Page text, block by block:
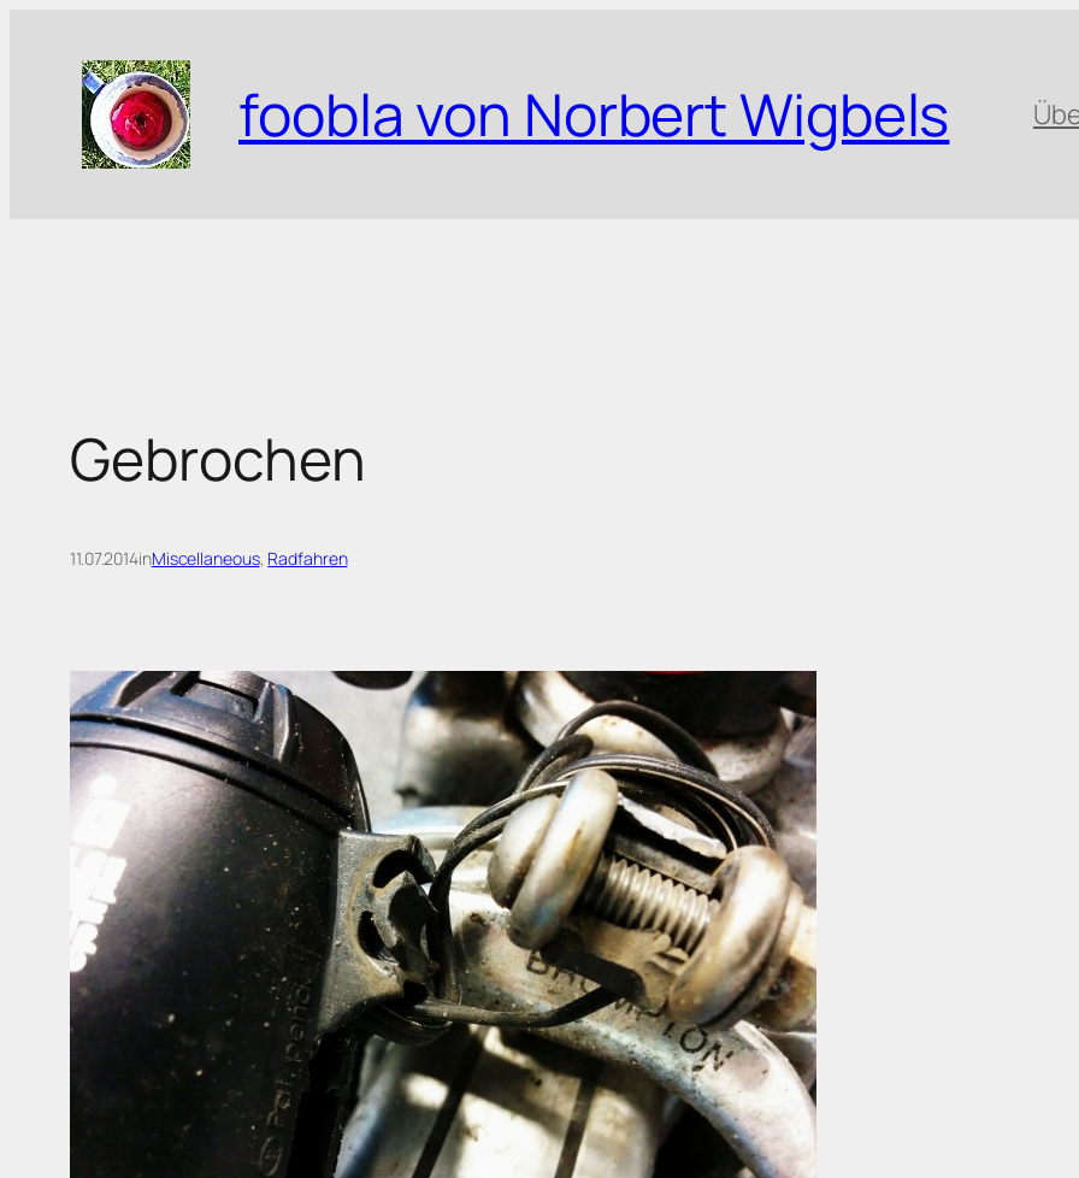
springen
foobla von Norbert Wigbels
Gebrochen
11.07.2014inMiscellaneous, Radfahren